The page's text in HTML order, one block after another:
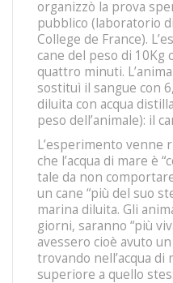
organizzò la prova
pubblico (laboratorio
College de France).
cane del peso di 10Kg
quattro minuti.
sostituì il sangue con
diluita con acqua
peso dell’animale): il
L’esperimento
che l’acqua di mare è
tale da non
un cane “più del suo
marina diluita. Gli
giorni, saranno “più
avessero cioè avuto
trovando nell’acqua
superiore a quello